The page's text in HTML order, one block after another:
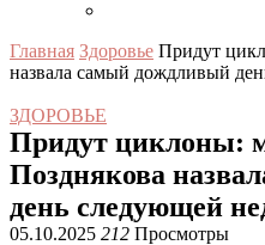
Главная Здоровье Придут
назвала самый дождливый
ЗДОРОВЬЕ
Придут циклоны:
Позднякова
день следующей
05.10.2025 212 Просмотры